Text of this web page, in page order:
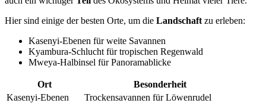
Hier sind einige der besten Orte, um die Landschaft zu erleben:
Kasenyi-Ebenen für weite Savannen
Kyambura-Schlucht für tropischen Regenwald
Mweya-Halbinsel für Panoramablicke
Ort
Besonderheit
Kasenyi-Ebenen
Trockensavannen für Löwenrudel